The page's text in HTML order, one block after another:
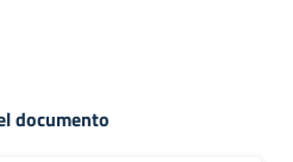
documento